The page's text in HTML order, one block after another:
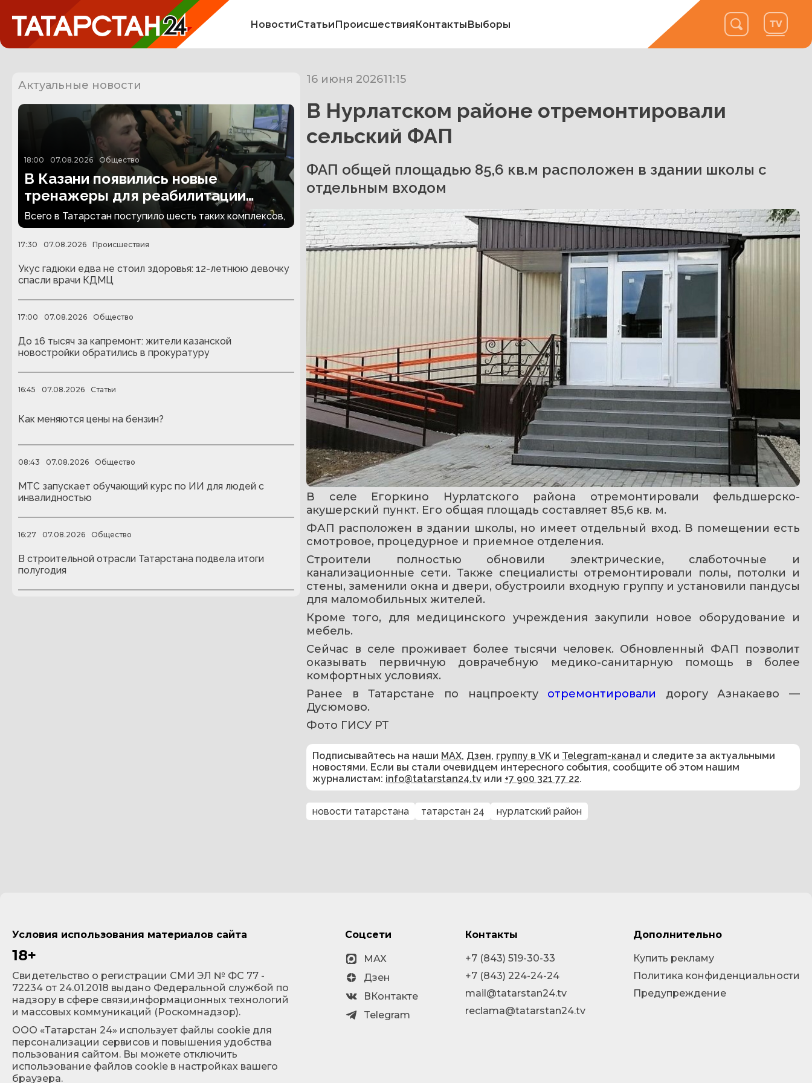
НовостиСтатьиПроисшествияКонтактыВыборы
Актуальные новости
18:00 07.08.2026 Общество
В Казани появились новые
тренажеры для реабилитации
людей с ампутациями
Всего в Татарстан поступило шесть таких комплексов,
17:30 07.08.2026 Происшествия
Укус гадюки едва не стоил здоровья: 12-летнюю девочку
спасли врачи КДМЦ
17:00 07.08.2026 Общество
До 16 тысяч за капремонт: жители казанской
новостройки обратились в прокуратуру
16:45 07.08.2026 Статьи
Как меняются цены на бензин?
08:43 07.08.2026 Общество
МТС запускает обучающий курс по ИИ для людей с
инвалидностью
16:27 07.08.2026 Общество
В строительной отрасли Татарстана подвела итоги
полугодия
16 июня 202611:15
В Нурлатском районе отремонтировали
сельский ФАП
ФАП общей площадью 85,6 кв.м расположен в здании школы с
отдельным входом
В селе Егоркино Нурлатского района отремонтировали фельдшерско-
акушерский пункт. Его общая площадь составляет 85,6 кв. м.
ФАП расположен в здании школы, но имеет отдельный вход. В помещении есть
смотровое, процедурное и приемное отделения.
Строители полностью обновили электрические, слаботочные и
канализационные сети. Также специалисты отремонтировали полы, потолки и
стены, заменили окна и двери, обустроили входную группу и установили пандусы
для маломобильных жителей.
Кроме того, для медицинского учреждения закупили новое оборудование и
мебель.
Сейчас в селе проживает более тысячи человек. Обновленный ФАП позволит
оказывать первичную доврачебную медико-санитарную помощь в более
комфортных условиях.
Ранее в Татарстане по нацпроекту отремонтировали дорогу Азнакаево —
Дусюмово.
Фото ГИСУ РТ
Подписывайтесь на наши MAX, Дзен, группу в VK и Telegram-канал и следите за актуальными
новостями. Если вы стали очевидцем интересного события, сообщите об этом нашим
журналистам: info@tatarstan24.tv или +7 900 321 77 22.
новости татарстана татарстан 24 нурлатский район
Условия использования материалов сайта
18+
Cвидетельство о регистрации СМИ ЭЛ № ФС 77 -
72234 от 24.01.2018 выдано Федеральной службой по
надзору в сфере связи,информационных технологий
и массовых коммуникаций (Роскомнадзор).
ООО «Татарстан 24» использует файлы cookie для
персонализации сервисов и повышения удобства
пользования сайтом. Вы можете отключить
использование файлов cookie в настройках вашего
браузера.
Соцсети
MAX
Дзен
ВКонтакте
Telegram
Контакты
+7 (843) 519-30-33
+7 (843) 224-24-24
mail@tatarstan24.tv
reclama@tatarstan24.tv
Дополнительно
Купить рекламу
Политика конфиденциальности
Предупреждение